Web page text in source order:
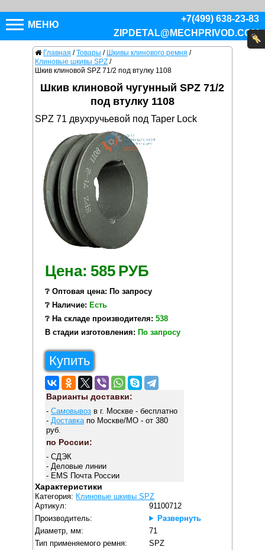
МЕНЮ
+7(499) 638-23-83
ZIPDETAL@MECHPRIVOD.COM
Главная / Товары / Шкивы клинового ремня /
Клиновые шкивы SPZ /
Шкив клиновой SPZ 71/2 под втулку 1108
Шкив клиновой чугунный SPZ 71/2
под втулку 1108
SPZ 71 двухручьевой под Taper Lock
Цена: 585 РУБ
❔ Оптовая цена: По запросу
❔ Наличие: Есть
❔ На складе производителя: 538
В стадии изготовления: По запросу
Купить
Варианты доставки:
- Самовывозв г. Москве - бесплатно
- Доставкапо Москве/МО - от 380
руб.
по России:
- СДЭК
- Деловые линии
- EMS Почта России
Характеристики
Категория: Клиновые шкивы SPZ
Артикул:
91100712
Производитель:
Развернуть
Диаметр, мм:
71
Тип применяемого ремня:
SPZ